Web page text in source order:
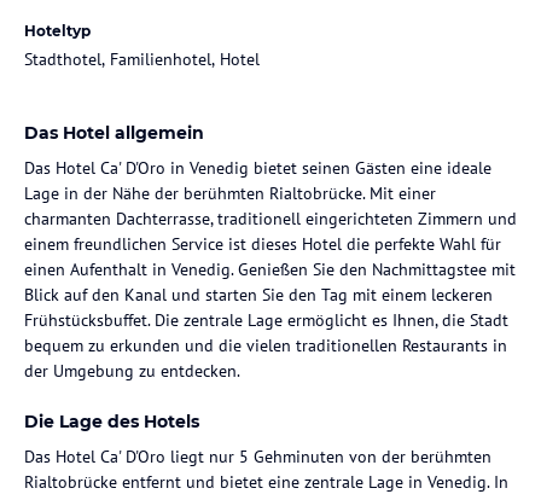
Hoteltyp
Stadthotel, Familienhotel, Hotel
Das Hotel allgemein
Das Hotel Ca' D'Oro in Venedig bietet seinen Gästen eine ideale
Lage in der Nähe der berühmten Rialtobrücke. Mit einer
charmanten Dachterrasse, traditionell eingerichteten Zimmern und
einem freundlichen Service ist dieses Hotel die perfekte Wahl für
einen Aufenthalt in Venedig. Genießen Sie den Nachmittagstee mit
Blick auf den Kanal und starten Sie den Tag mit einem leckeren
Frühstücksbuffet. Die zentrale Lage ermöglicht es Ihnen, die Stadt
bequem zu erkunden und die vielen traditionellen Restaurants in
der Umgebung zu entdecken.
Die Lage des Hotels
Das Hotel Ca' D'Oro liegt nur 5 Gehminuten von der berühmten
Rialtobrücke entfernt und bietet eine zentrale Lage in Venedig. In